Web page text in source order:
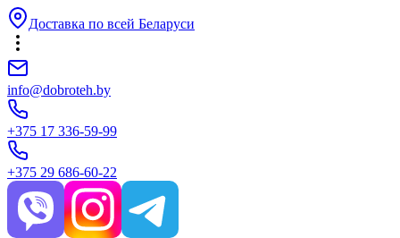
Доставка по всей Беларуси
info@dobroteh.by
+375 17 336-59-99
+375 29 686-60-22